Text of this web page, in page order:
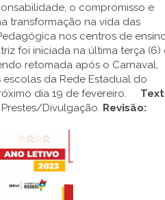
o compromisso e
transformação na vida das
nos centros de
foi iniciada na última terça (6)
retomada após o Carnaval,
escolas da Rede Estadual do
dia 19 de fevereiro.
Divulgação. Revisão: